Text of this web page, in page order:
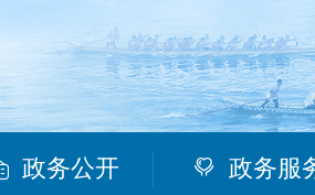
政务公开 政务服